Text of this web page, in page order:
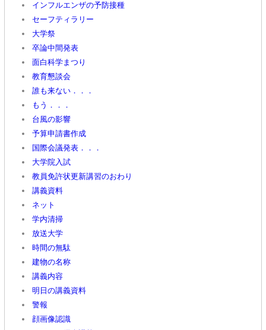
インフルエンザの予防接種
セーフティラリー
大学祭
卒論中間発表
面白科学まつり
教育懇談会
誰も来ない．．．
もう．．．
台風の影響
予算申請書作成
国際会議発表．．．
大学院入試
教員免許状更新講習のおわり
講義資料
ネット
学内清掃
放送大学
時間の無駄
建物の名称
講義内容
明日の講義資料
警報
顔画像認識